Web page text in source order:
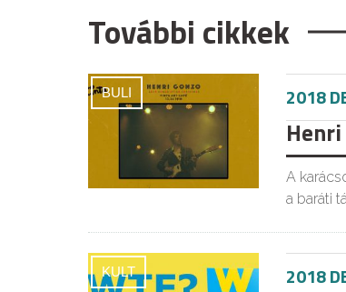
További cikkek
BULI 2018
A
a baráti
KULT 2018